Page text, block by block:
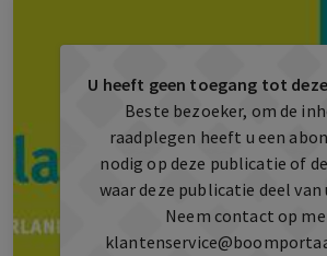
U heeft geen toegang tot
Beste bezoeker, om de
raadplegen heeft u een
nodig op deze publicatie of
waar deze publicatie deel
Neem contact op